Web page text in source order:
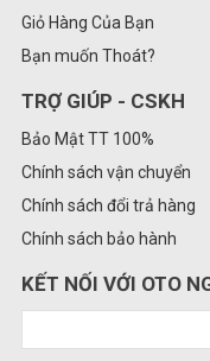
Giỏ Hàng Của Bạn
Bạn muốn Thoát?
TRỢ GIÚP - CSKH
Bảo Mật TT 100%
Chính sách vận chuyển
Chính sách đổi trả hàng
Chính sách bảo hành
KẾT NỐI VỚI OTO